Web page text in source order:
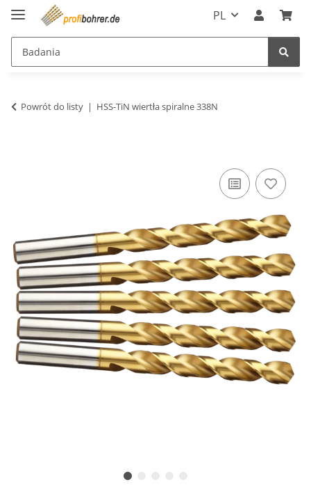
PL
Powrót do listy HSS-TiN wiertła spiralne 338N